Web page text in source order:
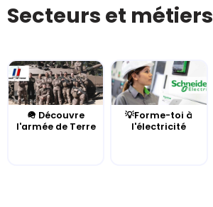
Secteurs et métiers
🪖 Découvre
l'armée de Terre
💡Forme-toi à
l'électricité